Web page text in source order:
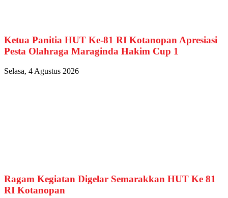
Ketua Panitia HUT Ke-81 RI Kotanopan Apresiasi
Pesta Olahraga Maraginda Hakim Cup 1
Selasa, 4 Agustus 2026
Ragam Kegiatan Digelar Semarakkan HUT Ke 81
RI Kotanopan